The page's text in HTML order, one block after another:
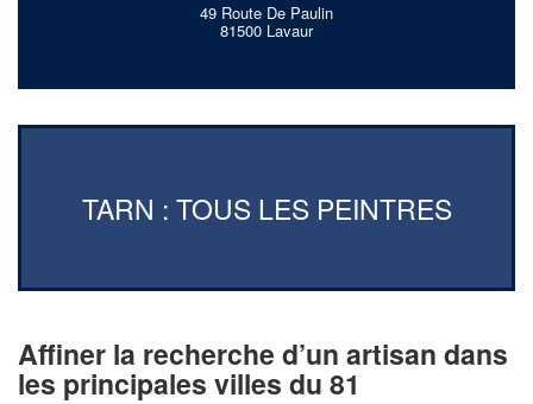
49 Route De Paulin
81500 Lavaur
TARN : TOUS LES PEINTRES
Affiner la recherche d’un artisan dans
les principales villes du 81